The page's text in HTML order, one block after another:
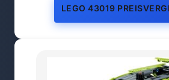
LEGO 43019